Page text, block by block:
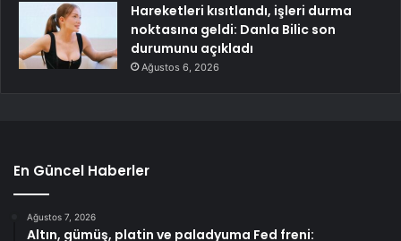
Hareketleri kısıtlandı, işleri durma
noktasına geldi: Danla Bilic son
durumunu açıkladı
Ağustos 6, 2026
En Güncel Haberler
Ağustos 7, 2026
Altın, gümüş, platin ve paladyuma Fed freni: